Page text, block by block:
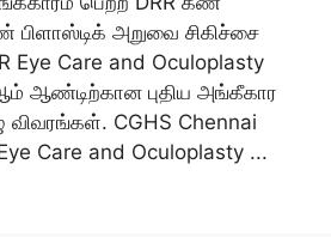
பிளாஸ்டிக் அறுவை சிகிச்சை
Eye Care and Oculoplasty
ஆண்டிற்கான புதிய அங்கீகார
CGHS Chennai
Care and Oculoplasty ...